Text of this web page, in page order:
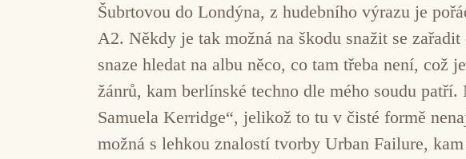
Šubrtovou do Londýna, z hudebního výrazu je
A2. Někdy je tak možná na škodu snažit se
snaze hledat na albu něco, co tam třeba není, což
žánrů, kam berlínské techno dle mého soudu patří.
Samuela Kerridge“, jelikož to tu v čisté formě
možná s lehkou znalostí tvorby Urban Failure,